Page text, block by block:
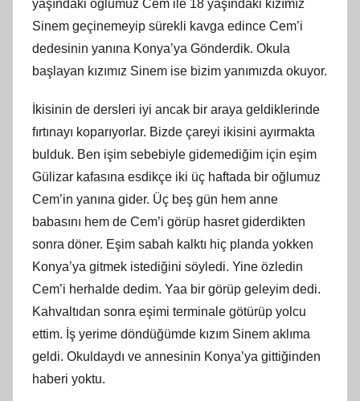
yaşındaki oğlumuz Cem ile 18 yaşındaki kızımız
Sinem geçinemeyip sürekli kavga edince Cem’i
dedesinin yanına Konya’ya Gönderdik. Okula
başlayan kızımız Sinem ise bizim yanımızda okuyor.
İkisinin de dersleri iyi ancak bir araya geldiklerinde
fırtınayı koparıyorlar. Bizde çareyi ikisini ayırmakta
bulduk. Ben işim sebebiyle gidemediğim için eşim
Gülizar kafasına esdikçe iki üç haftada bir oğlumuz
Cem’in yanına gider. Üç beş gün hem anne
babasını hem de Cem’i görüp hasret giderdikten
sonra döner. Eşim sabah kalktı hiç planda yokken
Konya’ya gitmek istediğini söyledi. Yine özledin
Cem’i herhalde dedim. Yaa bir görüp geleyim dedi.
Kahvaltıdan sonra eşimi terminale götürüp yolcu
ettim. İş yerime döndüğümde kızım Sinem aklıma
geldi. Okuldaydı ve annesinin Konya’ya gittiğinden
haberi yoktu.